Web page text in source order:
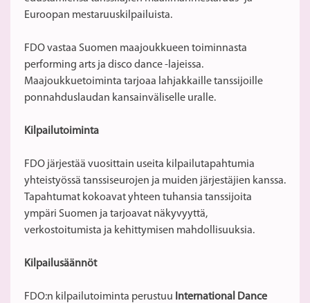
Euroopan mestaruuskilpailuista.
FDO vastaa Suomen maajoukkueen toiminnasta
performing arts ja disco dance -lajeissa.
Maajoukkuetoiminta tarjoaa lahjakkaille tanssijoille
ponnahduslaudan kansainväliselle uralle.
Kilpailutoiminta
FDO järjestää vuosittain useita kilpailutapahtumia
yhteistyössä tanssiseurojen ja muiden järjestäjien kanssa.
Tapahtumat kokoavat yhteen tuhansia tanssijoita
ympäri Suomen ja tarjoavat näkyvyyttä,
verkostoitumista ja kehittymisen mahdollisuuksia.
Kilpailusäännöt
FDO:n kilpailutoiminta perustuu International Dance